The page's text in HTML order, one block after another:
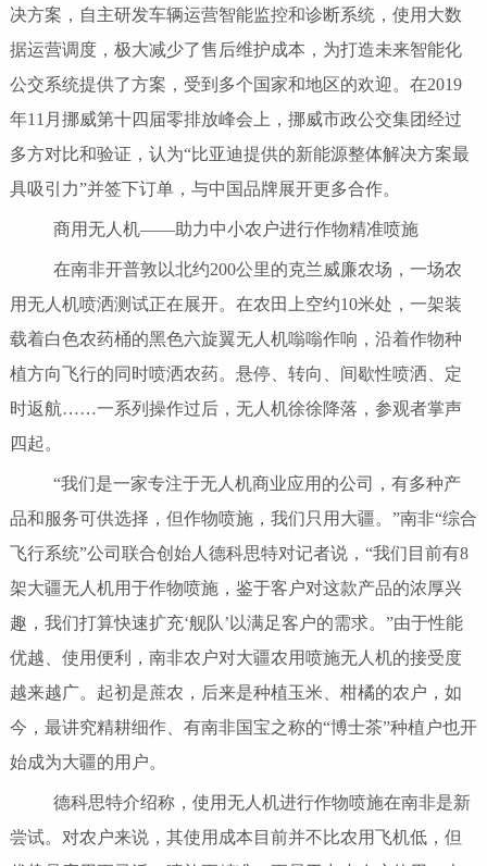
决方案，自主研发车辆运营智能监控和诊断系统，使用大数
据运营调度，极大减少了售后维护成本，为打造未来智能化
公交系统提供了方案，受到多个国家和地区的欢迎。在2019
年11月挪威第十四届零排放峰会上，挪威市政公交集团经过
多方对比和验证，认为“比亚迪提供的新能源整体解决方案最
具吸引力”并签下订单，与中国品牌展开更多合作。
商用无人机——助力中小农户进行作物精准喷施
在南非开普敦以北约200公里的克兰威廉农场，一场农
用无人机喷洒测试正在展开。在农田上空约10米处，一架装
载着白色农药桶的黑色六旋翼无人机嗡嗡作响，沿着作物种
植方向飞行的同时喷洒农药。悬停、转向、间歇性喷洒、定
时返航……一系列操作过后，无人机徐徐降落，参观者掌声
四起。
“我们是一家专注于无人机商业应用的公司，有多种产
品和服务可供选择，但作物喷施，我们只用大疆。”南非“综合
飞行系统”公司联合创始人德科思特对记者说，“我们目前有8
架大疆无人机用于作物喷施，鉴于客户对这款产品的浓厚兴
趣，我们打算快速扩充‘舰队’以满足客户的需求。”由于性能
优越、使用便利，南非农户对大疆农用喷施无人机的接受度
越来越广。起初是蔗农，后来是种植玉米、柑橘的农户，如
今，最讲究精耕细作、有南非国宝之称的“博士茶”种植户也开
始成为大疆的用户。
德科思特介绍称，使用无人机进行作物喷施在南非是新
尝试。对农户来说，其使用成本目前并不比农用飞机低，但